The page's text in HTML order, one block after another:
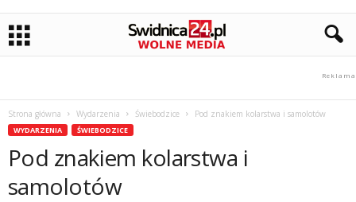
Strona główna Wydarzenia Świebodzice Pod znakiem kolarstwa i samolotów
WYDARZENIA ŚWIEBODZICE
Pod znakiem kolarstwa i
samolotów